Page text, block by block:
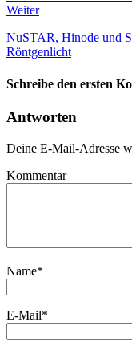
Weiter
NuSTAR, Hinode und
Röntgenlicht
Schreibe den ersten
Antworten
Deine E-Mail-Adresse
Kommentar
Name*
E-Mail*